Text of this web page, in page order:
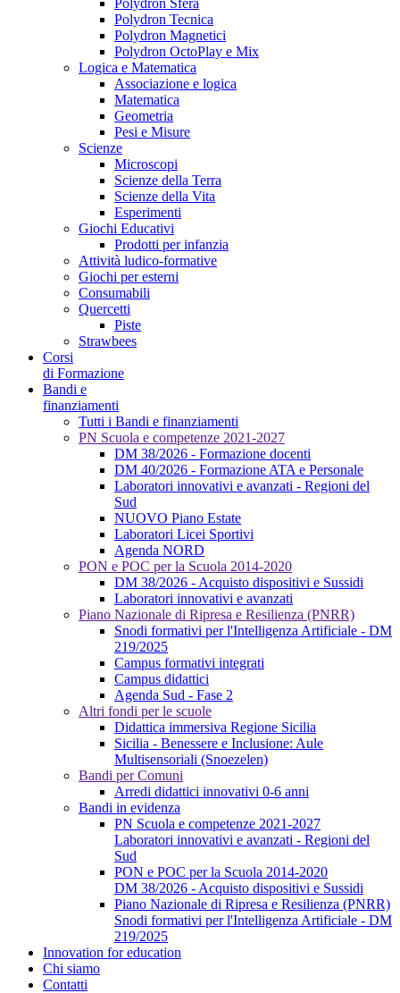
Polydron Tecnica
Polydron Magnetici
Polydron OctoPlay e Mix
Logica e Matematica
Associazione e logica
Matematica
Geometria
Pesi e Misure
Scienze
Microscopi
Scienze della Terra
Scienze della Vita
Esperimenti
Giochi Educativi
Prodotti per infanzia
Attività ludico-formative
Giochi per esterni
Consumabili
Quercetti
Piste
Strawbees
Corsi
di Formazione
Bandi e
finanziamenti
Tutti i Bandi e finanziamenti
PN Scuola e competenze 2021-2027
DM 38/2026 - Formazione docenti
DM 40/2026 - Formazione ATA e Personale
Laboratori innovativi e avanzati - Regioni del
Sud
NUOVO Piano Estate
Laboratori Licei Sportivi
Agenda NORD
PON e POC per la Scuola 2014-2020
DM 38/2026 - Acquisto dispositivi e Sussidi
Laboratori innovativi e avanzati
Piano Nazionale di Ripresa e Resilienza (PNRR)
Snodi formativi per l'Intelligenza Artificiale - DM
219/2025
Campus formativi integrati
Campus didattici
Agenda Sud - Fase 2
Altri fondi per le scuole
Didattica immersiva Regione Sicilia
Sicilia - Benessere e Inclusione: Aule
Multisensoriali (Snoezelen)
Bandi per Comuni
Arredi didattici innovativi 0-6 anni
Bandi in evidenza
PN Scuola e competenze 2021-2027
Laboratori innovativi e avanzati - Regioni del
Sud
PON e POC per la Scuola 2014-2020
DM 38/2026 - Acquisto dispositivi e Sussidi
Piano Nazionale di Ripresa e Resilienza (PNRR)
Snodi formativi per l'Intelligenza Artificiale - DM
219/2025
Innovation for education
Chi siamo
Contatti